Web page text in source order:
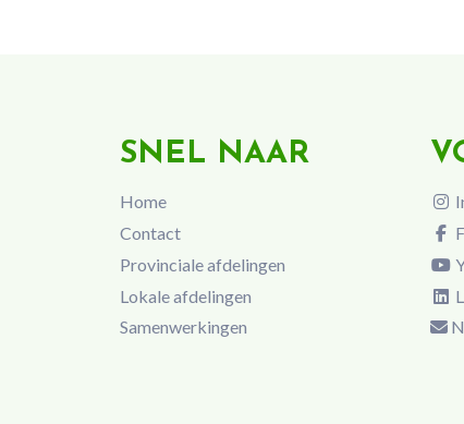
SNEL NAAR
Home
Contact
Provinciale afdelingen
Lokale afdelingen
Samenwerkingen